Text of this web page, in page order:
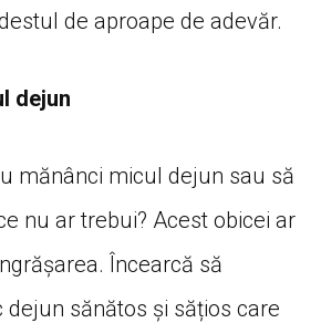
de aproape de adevăr.
dejun
mănânci micul dejun sau să
nu ar trebui? Acest obicei ar
Încearcă să
sănătos și sățios care